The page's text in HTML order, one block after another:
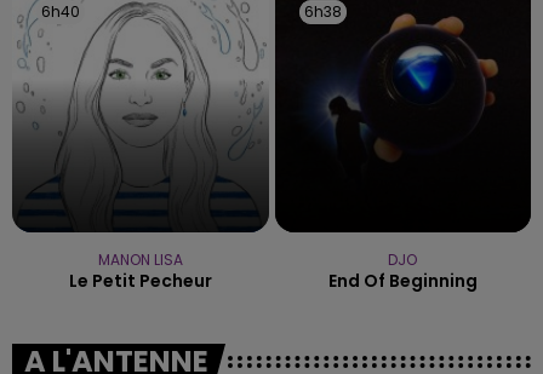
6h40
6h40
MANON LISA
Le Petit Pecheur
6h38
6h38
DJO
End Of Beginning
A L'ANTENNE